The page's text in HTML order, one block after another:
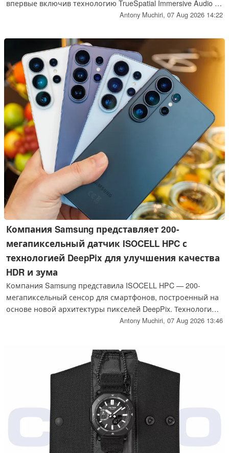
впервые включив технологию TrueSpatial Immersive Audio в
базовую линейку продукции. Наушники оснащены
поддерживают передачу аудиосигнала без потерь через
USB-C с разрешением до 24 бит/48 кГц, а также
представлены в трёх цветовых вариантах ограниченной
серии.
Antony Muchiri, 07 Aug 2026 14:22
Компания Samsung представляет 200-
мегапиксельный датчик ISOCELL HPC с
технологией DeepPix для улучшения качества
HDR и зума
Компания Samsung представила ISOCELL HPC — 200-
мегапиксельный сенсор для смартфонов, построенный на
основе новой архитектуры пикселей DeepPix. Технология
DeepPix увеличивает полную ёмкость фотоэлемента (Full
качество HDR, съёмки при слабом освещении и
стабильность изображения при зумировании.
Antony Muchiri, 07 Aug 2026 13:46